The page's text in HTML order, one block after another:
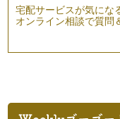
宅配サービスが気にな
オンライン相談で質問